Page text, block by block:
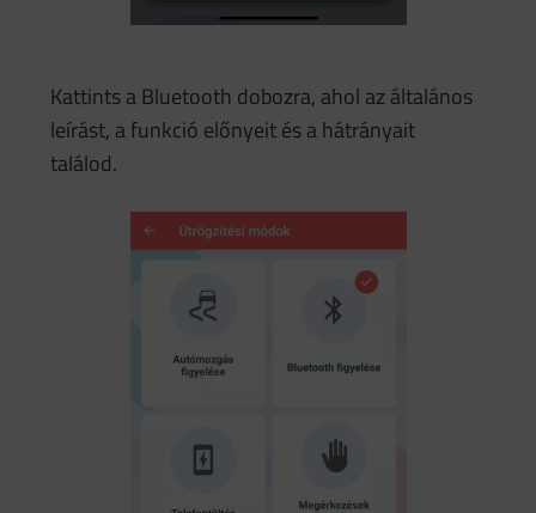
Kattints a Bluetooth dobozra, ahol az általános
leírást, a funkció előnyeit és a hátrányait
találod.